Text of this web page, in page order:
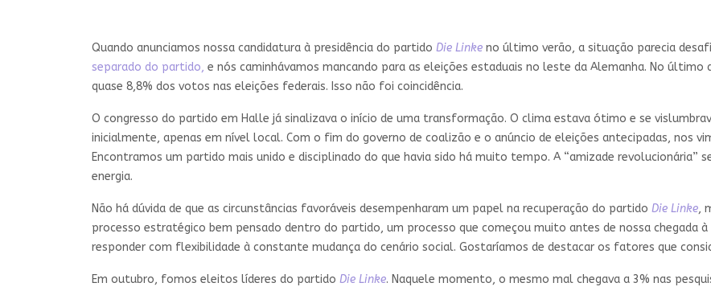
Quando anunciamos nossa candidatura à presidência do partido Die Linke no último verão, a situação parecia
separado do partido, e nós caminhávamos mancando para as eleições estaduais no leste da Alemanha. No último
quase 8,8% dos votos nas eleições federais. Isso não foi coincidência.
O congresso do partido em Halle já sinalizava o início de uma transformação. O clima estava ótimo e se
inicialmente, apenas em nível local. Com o fim do governo de coalizão e o anúncio de eleições antecipadas, nos
Encontramos um partido mais unido e disciplinado do que havia sido há muito tempo. A “amizade revolucionária”
energia.
Não há dúvida de que as circunstâncias favoráveis desempenharam um papel na recuperação do partido Die Linke,
processo estratégico bem pensado dentro do partido, um processo que começou muito antes de nossa chegada à
responder com flexibilidade à constante mudança do cenário social. Gostaríamos de destacar os fatores que
Em outubro, fomos eleitos líderes do partido Die Linke. Naquele momento, o mesmo mal chegava a 3% nas